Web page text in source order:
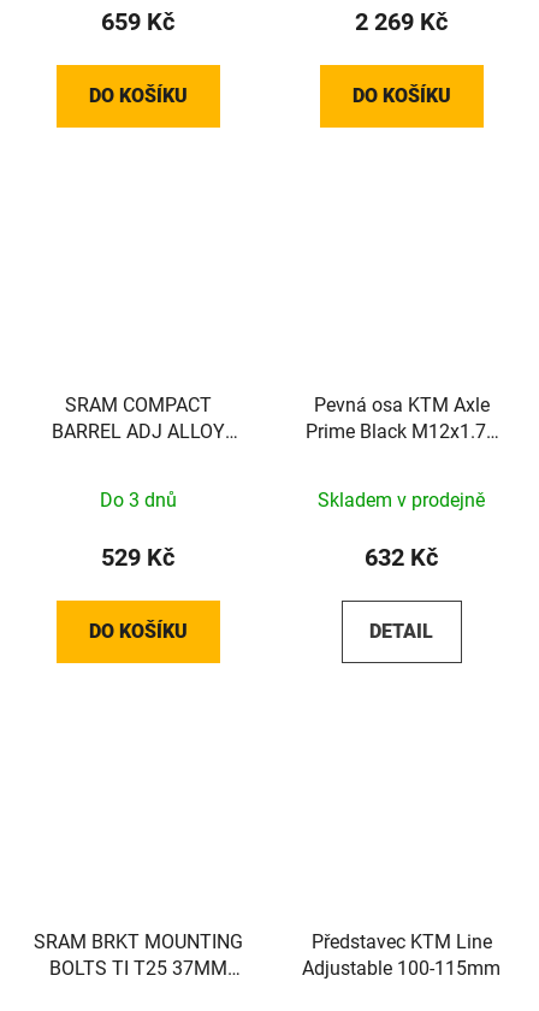
659 Kč
DO KOŠÍKU
2 269 Kč
DO KOŠÍKU
SRAM COMPACT
BARREL ADJ ALLOY
Do 3 dnů
529 Kč
DO KOŠÍKU
Pevná osa KTM Axle
Prime Black M12x1.75
Skladem v prodejně
632 Kč
DETAIL
SRAM BRKT MOUNTING
BOLTS TI T25 37MM
Představec KTM Line
Adjustable 100-115mm